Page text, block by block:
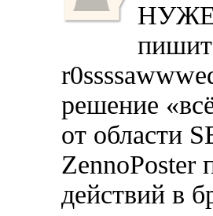
решение
от области
ZennoPoster
действий в